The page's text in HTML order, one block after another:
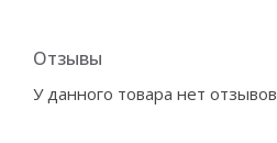
Отзывы
У данного товара нет